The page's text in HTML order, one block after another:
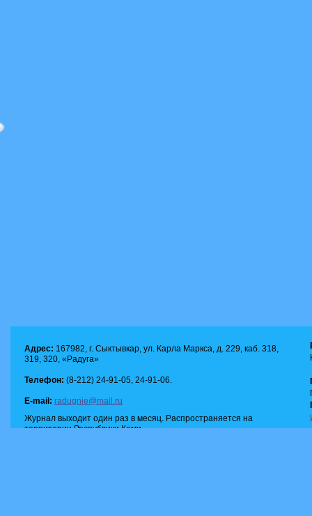
Адрес: 167982, г. Сыктывкар, ул. Карла Маркса, д. 229, каб. 318,
319, 320, «Радуга»
Телефон: (8-212) 24-91-05, 24-91-06.
E-mail: radugnie@mail.ru
Журнал выходит один раз в месяц. Распространяется на
территории Республики Коми.